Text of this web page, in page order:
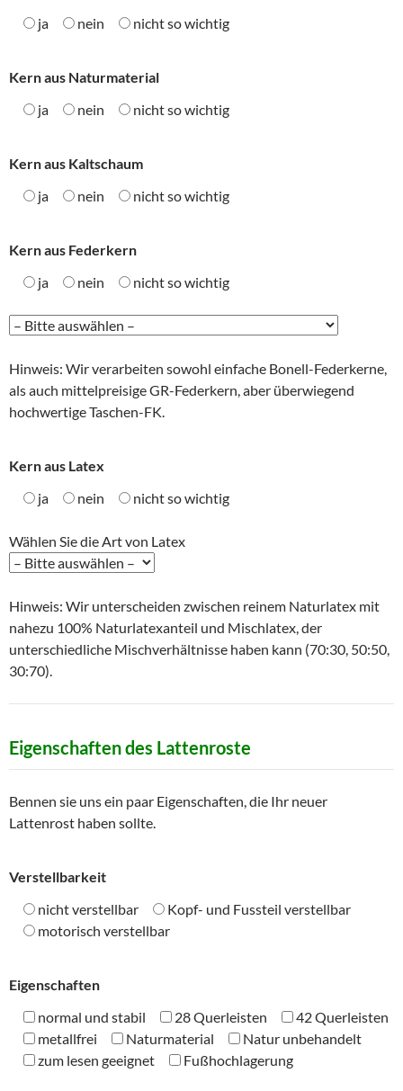
ja
nein nicht so wichtig
Kern aus Naturmaterial
ja
nein nicht so wichtig
Kern aus Kaltschaum
ja
nein nicht so wichtig
Kern aus Federkern
ja
nein nicht so wichtig
Hinweis: Wir verarbeiten sowohl einfache Bonell-Federkerne,
als auch mittelpreisige GR-Federkern, aber überwiegend
hochwertige Taschen-FK.
Kern aus Latex
ja
nein nicht so wichtig
Wählen Sie die Art von Latex
Hinweis: Wir unterscheiden zwischen reinem Naturlatex mit
nahezu 100% Naturlatexanteil und Mischlatex, der
unterschiedliche Mischverhältnisse haben kann (70:30, 50:50,
30:70).
Eigenschaften des Lattenroste
Bennen sie uns ein paar Eigenschaften, die Ihr neuer
Lattenrost haben sollte.
Verstellbarkeit
nicht verstellbar
Kopf- und Fussteil verstellbar
motorisch verstellbar
Eigenschaften
normal und stabil
28 Querleisten
42 Querleisten
metallfrei
Naturmaterial
Natur unbehandelt
zum lesen geeignet
Fußhochlagerung